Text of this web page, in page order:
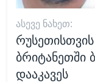
ᲐᲡᲔᲕᲔ ᲜᲐᲮᲔᲗ:
ბრიტანეთში
დააკავეს